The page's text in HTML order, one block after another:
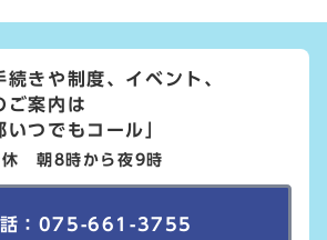
続きや制度、イベント、
ご案内は
いつでもコール」
休 朝8時から夜9時
：075-661-3755